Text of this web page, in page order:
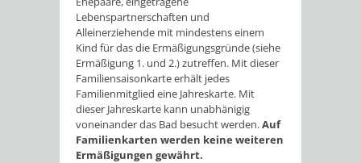
Lebenspartnerschaften und
Alleinerziehende mit mindestens einem
Kind für das die Ermäßigungsgründe (siehe
Ermäßigung 1. und 2.) zutreffen. Mit dieser
Familiensaisonkarte erhält jedes
Familienmitglied eine Jahreskarte. Mit
dieser Jahreskarte kann unabhänigig
voneinander das Bad besucht werden.Auf
Familienkarten werden keine weiteren
Ermäßigungen gewährt.